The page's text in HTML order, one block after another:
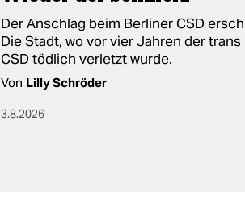
Der Anschlag beim Berliner CSD
Die Stadt, wo vor vier Jahren der trans
CSD tödlich verletzt wurde.
Von Lilly Schröder
3.8.2026